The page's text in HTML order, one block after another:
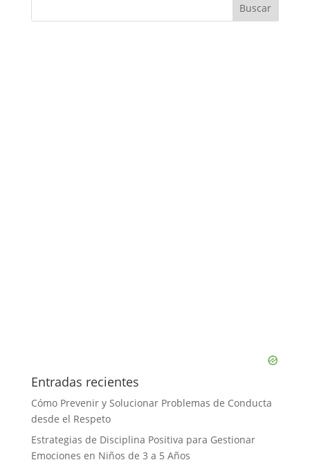
Entradas recientes
Cómo Prevenir y Solucionar Problemas de Conducta
desde el Respeto
Estrategias de Disciplina Positiva para Gestionar
Emociones en Niños de 3 a 5 Años